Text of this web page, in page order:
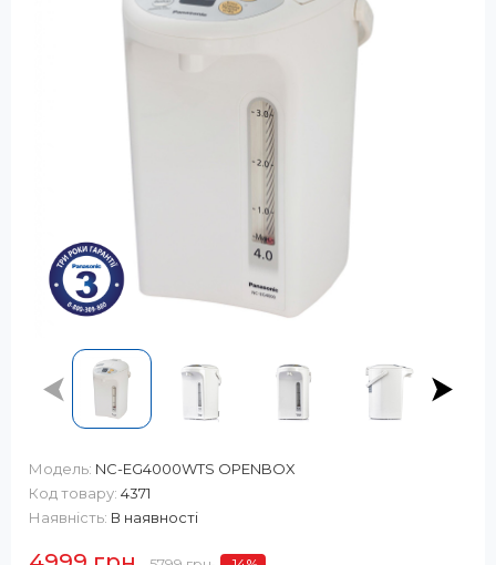
Модель: NC-EG4000WTS OPENBOX
Код товару: 4371
Наявність: В наявності